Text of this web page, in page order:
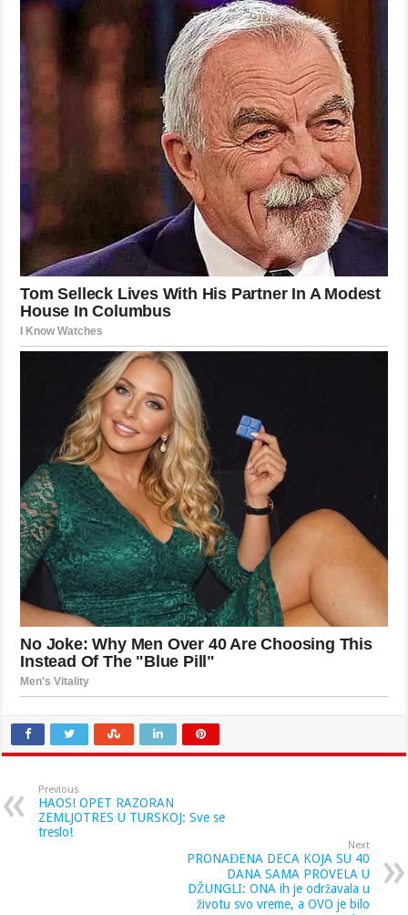
Previous
HAOS! OPET RAZORAN
ZEMLJOTRES U TURSKOJ: Sve se
treslo!
Next
PRONAĐENA DECA KOJA SU 40
DANA SAMA PROVELA U
DŽUNGLI: ONA ih je održavala u
životu svo vreme, a OVO je bilo